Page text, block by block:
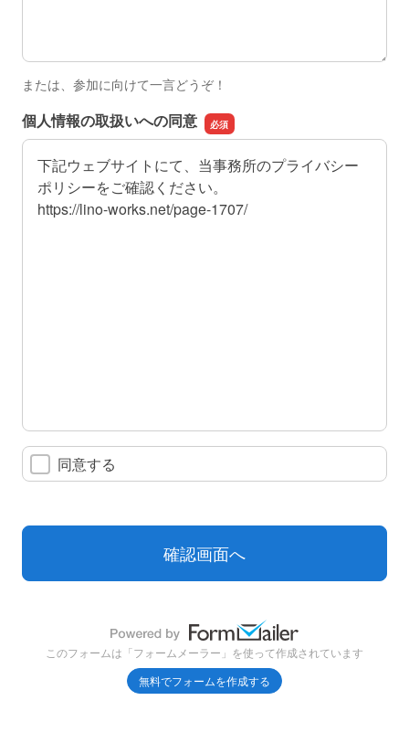
または、参加に向けて一言どうぞ！
個人情報の取扱いへの同意
下記ウェブサイトにて、当事務所のプライバシー
ポリシーをご確認ください。
https://lino-works.net/page-1707/
同意する
このフォームは「フォームメーラー」を使って作成されています
無料でフォームを作成する